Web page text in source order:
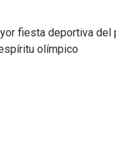
fiesta deportiva
olímpico